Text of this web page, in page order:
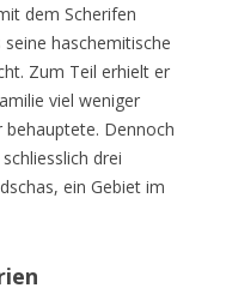
dem Scherifen
haschemitische
Zum Teil erhielt er
viel weniger
Dennoch
drei
ein Gebiet im